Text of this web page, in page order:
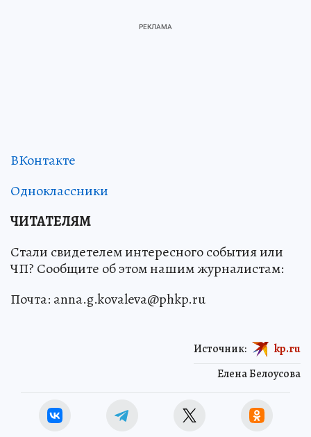
ВКонтакте
Одноклассники
ЧИТАТЕЛЯМ
Стали свидетелем интересного события или
ЧП? Сообщите об этом нашим журналистам:
Почта: anna.g.kovaleva@phkp.ru
Елена Белоусова
Источник: kp.ru